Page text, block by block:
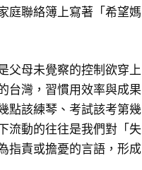
庭聯絡簿上寫著「希望媽
父母未覺察的控制欲穿上
台灣，習慣用效率與成果
點該練琴、考試該考第幾
流動的往往是我們對「失
指責或擔憂的言語，形成